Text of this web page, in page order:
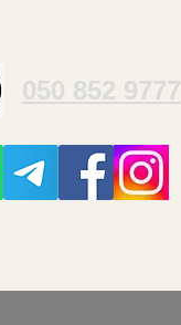
050 852 9777